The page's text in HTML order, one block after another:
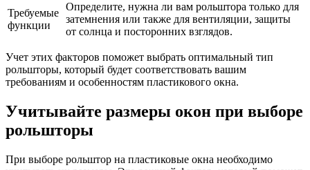
Требуемые
функции
Определите, нужна ли вам рольштора только для
затемнения или также для вентиляции, защиты
от солнца и посторонних взглядов.
Учет этих факторов поможет выбрать оптимальный тип
рольшторы, который будет соответствовать вашим
требованиям и особенностям пластикового окна.
Учитывайте размеры окон при выборе
рольшторы
При выборе рольштор на пластиковые окна необходимо